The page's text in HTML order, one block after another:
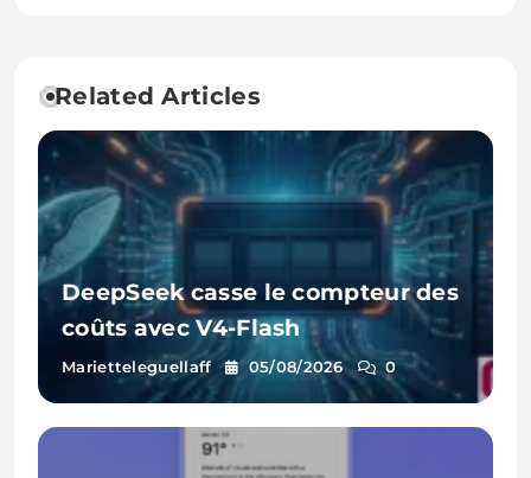
Related Articles
DeepSeek casse le compteur des
coûts avec V4-Flash
Marietteleguellaff 05/08/2026 0